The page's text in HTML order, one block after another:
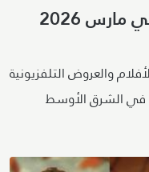
2026
والعروض التلفزيونية
القادمة إلى نتفليكس في مارس 2026 في الشرق الأوسط